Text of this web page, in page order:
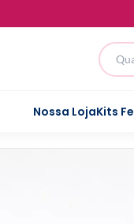
Nossa LojaKits